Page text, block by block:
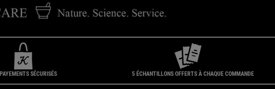
PAYEMENTS SÉCURISÉS 5 ÉCHANTILLONS OFFERTS À CHAQUE COMMANDE